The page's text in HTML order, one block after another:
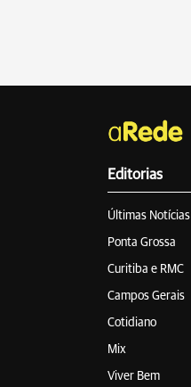
Editorias
Últimas Notícias
Ponta Grossa
Curitiba e RMC
Campos Gerais
Cotidiano
Mix
Viver Bem